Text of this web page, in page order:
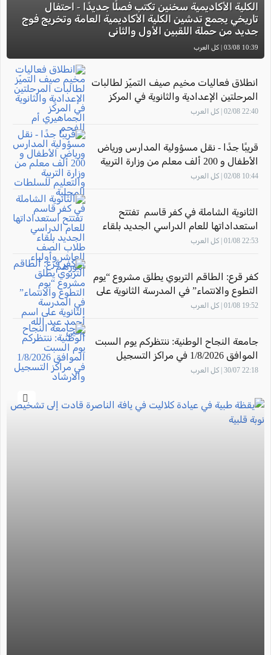
الكلية الأكاديمية سخنين تكتب فصلًا جديدًا - احتفال
تاريخي يجمع تدشين الكلية الأكاديمية العامة وتخريج فوج
جديد من حملة اللقبين الأول والثاني
10:39 03/08 | كل العرب
انطلاق فعاليات مخيم صيف التميّز لطالبات
المرحلتين الإعدادية والثانوية في المركز
الجماهيري أم الفحم
22:40 02/08 | كل العرب
قريبًا جدًا - نقل مسؤولية المدارس ورياض
الأطفال و 200 ألف معلم من وزارة التربية
والتعليم للسلطات المحلية
10:44 02/08 | كل العرب
الثانوية الشاملة في كفر قاسم تفتتح
استعداداتها للعام الدراسي الجديد بلقاء
طلاب الصف العاشر وأولياء أمورهم
22:53 01/08 | كل العرب
كفر قرع: الطاقم التربوي يطلق مشروع “يوم
التطوع والانتماء” في المدرسة الثانوية على
اسم أحمد عبد الله يحيى
19:52 01/08 | كل العرب
جامعة النجاح الوطنية: ننتظركم يوم السبت
الموافق 1/8/2026 في مراكز التسجيل
والارشاد
22:18 30/07 | كل العرب